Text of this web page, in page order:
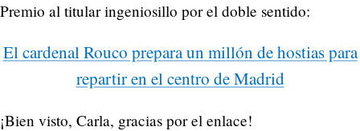
Premio al titular ingeniosillo por el doble sentido:
El cardenal Rouco prepara un millón de hostias para
repartir en el centro de Madrid
¡Bien visto, Carla, gracias por el enlace!